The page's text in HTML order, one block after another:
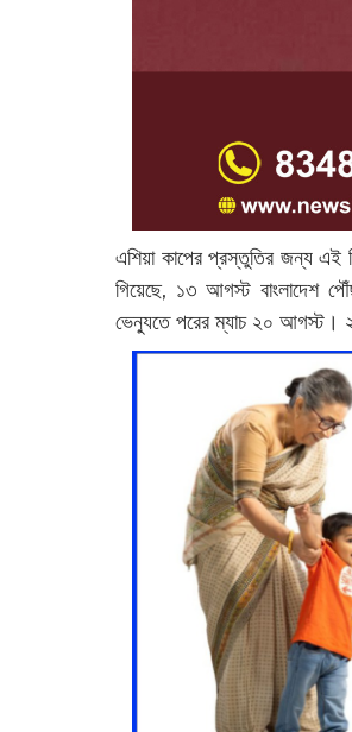
এশিয়া কাপের প্রস্তুতির জন্য এই
গিয়েছে, ১৩ আগস্ট বাংলাদেশ
ভেন্যুতে পরের ম্যাচ ২০ আগস্ট।